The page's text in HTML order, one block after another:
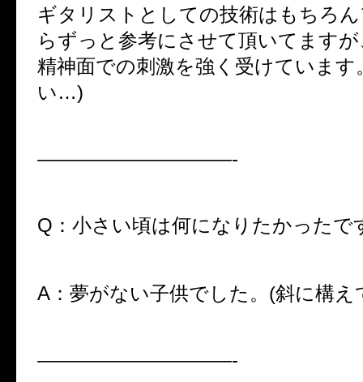
ギタリストとしての技術はもちろ
らずっと参考にさせて頂いてますが
精神面での刺激を強く受けています
い…)
——————————-
Q：小さい頃は何になりたかったで
A：夢がない子供でした。(斜に構え
——————————-